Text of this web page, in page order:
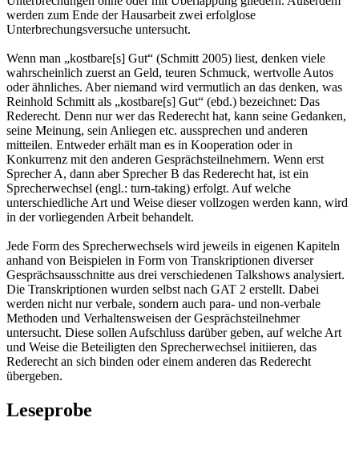
werden zum Ende der Hausarbeit zwei erfolglose
Unterbrechungsversuche untersucht.
Wenn man „kostbare[s] Gut“ (Schmitt 2005) liest, denken viele
wahrscheinlich zuerst an Geld, teuren Schmuck, wertvolle Autos
oder ähnliches. Aber niemand wird vermutlich an das denken, was
Reinhold Schmitt als „kostbare[s] Gut“ (ebd.) bezeichnet: Das
Rederecht. Denn nur wer das Rederecht hat, kann seine Gedanken,
seine Meinung, sein Anliegen etc. aussprechen und anderen
mitteilen. Entweder erhält man es in Kooperation oder in
Konkurrenz mit den anderen Gesprächsteilnehmern. Wenn erst
Sprecher A, dann aber Sprecher B das Rederecht hat, ist ein
Sprecherwechsel (engl.: turn-taking) erfolgt. Auf welche
unterschiedliche Art und Weise dieser vollzogen werden kann, wird
in der vorliegenden Arbeit behandelt.
Jede Form des Sprecherwechsels wird jeweils in eigenen Kapiteln
anhand von Beispielen in Form von Transkriptionen diverser
Gesprächsausschnitte aus drei verschiedenen Talkshows analysiert.
Die Transkriptionen wurden selbst nach GAT 2 erstellt. Dabei
werden nicht nur verbale, sondern auch para- und non-verbale
Methoden und Verhaltensweisen der Gesprächsteilnehmer
untersucht. Diese sollen Aufschluss darüber geben, auf welche Art
und Weise die Beteiligten den Sprecherwechsel initiieren, das
Rederecht an sich binden oder einem anderen das Rederecht
übergeben.
Leseprobe